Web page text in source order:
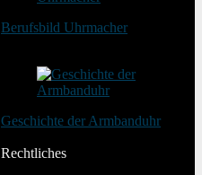
Berufsbild Uhrmacher
Geschichte der Armbanduhr
Rechtliches